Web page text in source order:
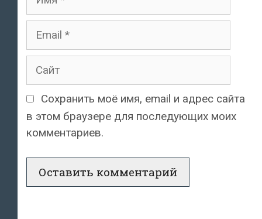
Email
Сайт
Сохранить моё имя, email и адрес сайта
в этом браузере для последующих моих
комментариев.